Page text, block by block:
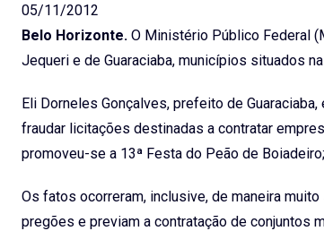
05/11/2012
Belo Horizonte. O Ministério Público Federal
Jequeri e de Guaraciaba, municípios situados
Eli Dorneles Gonçalves, prefeito de
fraudar licitações destinadas a contratar
promoveu-se a 13ª Festa do Peão de
Os fatos ocorreram, inclusive, de maneira
pregões e previam a contratação de conjuntos